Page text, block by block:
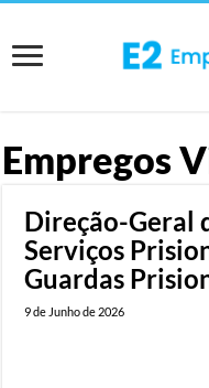
Empregos
Direção-Geral
Serviços
Guardas
9 de Junho de 2026